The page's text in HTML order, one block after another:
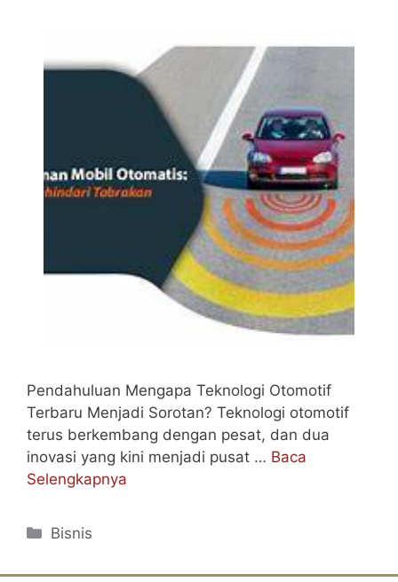
Pendahuluan Mengapa Teknologi Otomotif
Terbaru Menjadi Sorotan? Teknologi otomotif
terus berkembang dengan pesat, dan dua
inovasi yang kini menjadi pusat … Baca
Selengkapnya
Categories
Bisnis